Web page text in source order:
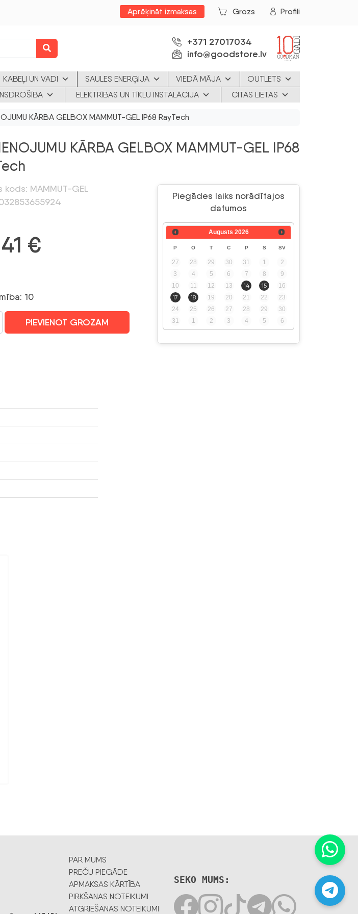
Aprēķināt izmaksas Grozs Profili
+371 27017034
info@goodstore.lv
KABEĻI UN VADI SAULES ENERĢIJA VIEDĀ MĀJA
OUTLETS
ELEKTRĪBAS UN TĪKLU INSTALĀCIJA CITAS LIETAS
KĀRBA GELBOX MAMMUT-GEL IP68 RayTech
KĀRBA GELBOX MAMMUT-GEL IP68
kods: MAMMUT-GEL
Piegādes laiks norādītajos
datumos
Augusts 2026
P O T C P S SV
27 28 29 30 31 1
2
3
4 5 6 7 8
9
10
11 12 13 14 15
16
17
18 19 20 21 22
23
24
25 26 27 28 29
30
31
1 2 3 4 5 6
€
10
PIEVIENOT GROZAM
PAR MUMS
PREČU PIEGĀDE
APMAKSAS KĀRTĪBA
PIRKŠANAS NOTEIKUMI
ATGRIEŠANAS NOTEIKUMI
SEKO MUMS: